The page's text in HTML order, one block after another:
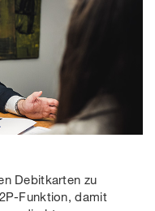
Debitkarten zu
Funktion, damit